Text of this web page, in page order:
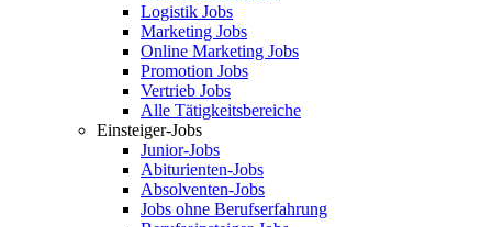
Logistik Jobs
Marketing Jobs
Online Marketing Jobs
Promotion Jobs
Vertrieb Jobs
Alle Tätigkeitsbereiche
Einsteiger-Jobs
Junior-Jobs
Abiturienten-Jobs
Absolventen-Jobs
Jobs ohne Berufserfahrung